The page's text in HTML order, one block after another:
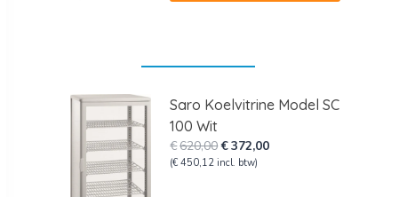
Saro Koelvitrine Model SC
100 Wit
€620,00Oorspronkelijke
prijs
€372,00Huidige
(€ 450,12 incl. btw)